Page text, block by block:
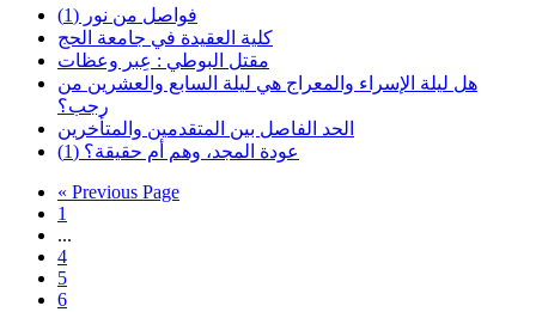
فواصل من نور (1)
كلية العقيدة في جامعة الحج
مقتل البوطي : عِبر وعظات
هل ليلة الإسراء والمعراج هي ليلة السابع والعشرين من
رجب؟
الحد الفاصل بين المتقدمين والمتأخرين
عودة المجد، وهم أم حقيقة؟ (1)
« Previous Page
1
...
4
5
6